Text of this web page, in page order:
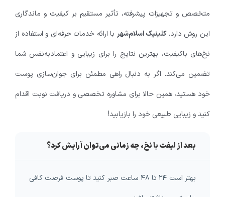
متخصص و تجهیزات پیشرفته، تأثیر مستقیم بر کیفیت و ماندگاری
این روش دارد.کلینیک اسلام‌شهربا ارائه خدمات حرفه‌ای و استفاده از
نخ‌های باکیفیت، بهترین نتایج را برای زیبایی و اعتمادبه‌نفس شما
تضمین می‌کند. اگر به دنبال راهی مطمئن برای جوان‌سازی پوست
خود هستید، همین حالا برای مشاوره تخصصی و دریافت نوبت اقدام
کنید و زیبایی طبیعی خود را بازیابید!
بعد از لیفت با نخ، چه زمانی می‌توان آرایش کرد؟
بهتر است ۲۴ تا ۴۸ ساعت صبر کنید تا پوست فرصت کافی